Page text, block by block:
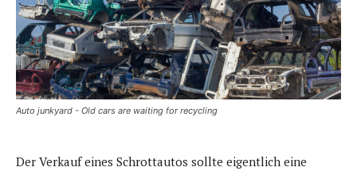
Auto junkyard - Old cars are waiting for recycling
Der Verkauf eines Schrottautos sollte eigentlich eine